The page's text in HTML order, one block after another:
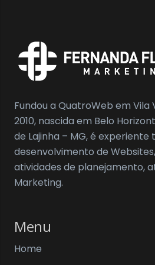
Fundou a QuatroWeb em Vila
2010, nascida em Belo
de Lajinha – MG, é
desenvolvimento de
atividades de planejamento,
Marketing.
Menu
Home